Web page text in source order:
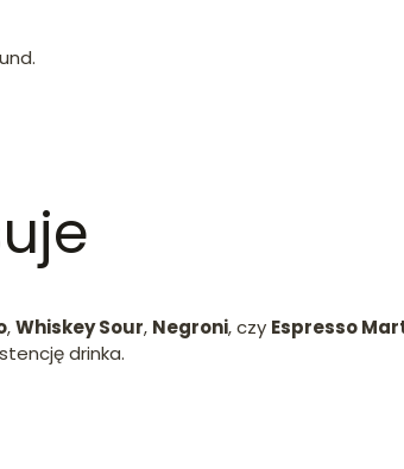
,Whiskey Sour, Negroni, czy Espresso
drinka.